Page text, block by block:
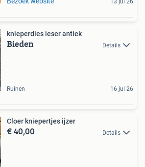
13 jul 26
knieperdies ieser antiek
Bieden Details
Ruinen 16 jul 26
Cloer kniepertjes ijzer
€ 40,00 Details